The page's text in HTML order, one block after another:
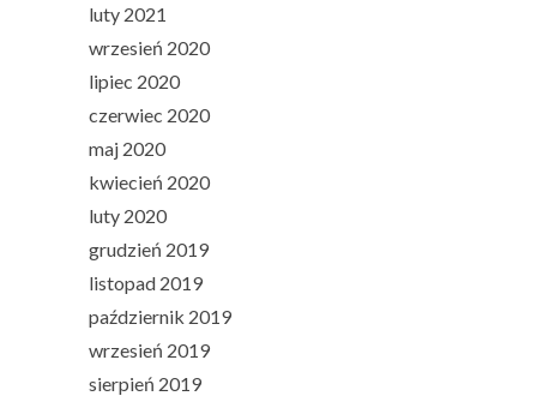
luty 2021
wrzesień 2020
lipiec 2020
czerwiec 2020
maj 2020
kwiecień 2020
luty 2020
grudzień 2019
listopad 2019
październik 2019
wrzesień 2019
sierpień 2019